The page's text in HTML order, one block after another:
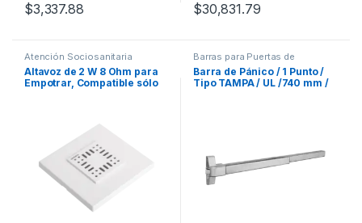
$3,337.88 $30,831.79
Atención Sociosanitaria
Altavoz de 2 W 8 Ohm para
Empotrar, Compatible sólo
Barras para Puertas de
Emergencia
Barra de Pánico / 1 Punto /
Tipo TAMPA / UL /740 mm /